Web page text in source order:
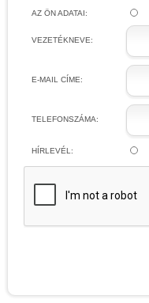
AZ ÖN ADATAI:
VEZETÉKNEVE:
E-MAIL CÍME:
TELEFONSZÁMA:
HÍRLEVÉL: